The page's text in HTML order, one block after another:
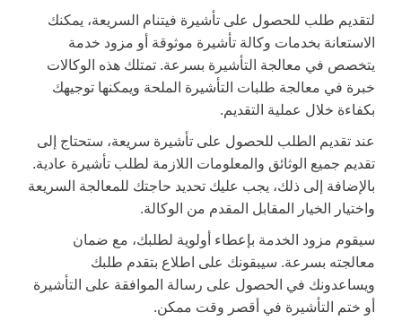
لتقديم طلب للحصول على تأشيرة فيتنام السريعة، يمكنك
الاستعانة بخدمات وكالة تأشيرة موثوقة أو مزود خدمة
يتخصص في معالجة التأشيرة بسرعة. تمتلك هذه الوكالات
خبرة في معالجة طلبات التأشيرة الملحة ويمكنها توجيهك
بكفاءة خلال عملية التقديم.
عند تقديم الطلب للحصول على تأشيرة سريعة، ستحتاج إلى
تقديم جميع الوثائق والمعلومات اللازمة لطلب تأشيرة عادية.
بالإضافة إلى ذلك، يجب عليك تحديد حاجتك للمعالجة السريعة
واختيار الخيار المقابل المقدم من الوكالة.
سيقوم مزود الخدمة بإعطاء أولوية لطلبك، مع ضمان
معالجته بسرعة. سيبقونك على اطلاع بتقدم طلبك
ويساعدونك في الحصول على رسالة الموافقة على التأشيرة
أو ختم التأشيرة في أقصر وقت ممكن.